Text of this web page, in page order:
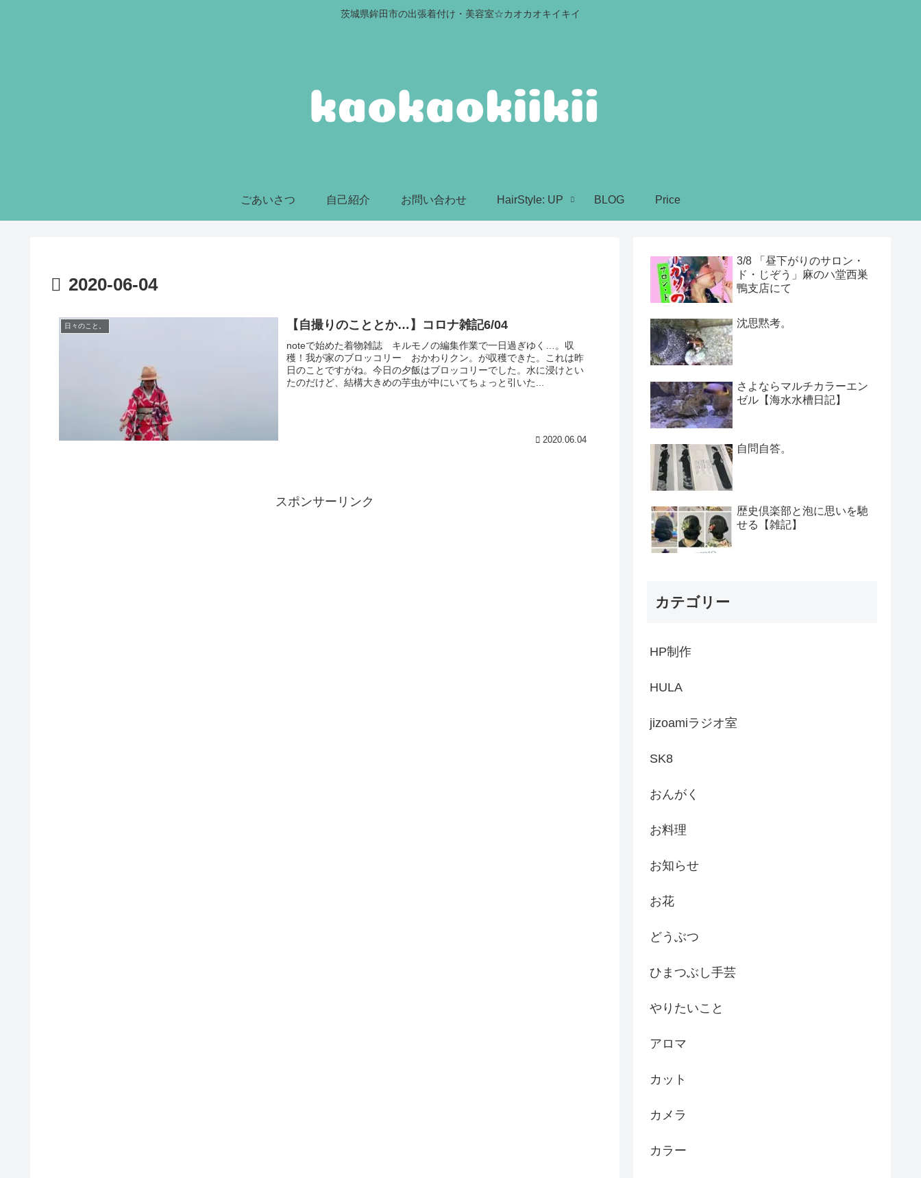
茨城県鉾田市の出張着付け・美容室☆カオカオキイキイ
ごあいさつ 自己紹介 お問い合わせ HairStyle: UP BLOG Price
2020-06-04
日々のこと。 【自撮りのこととか…】コロナ雑記6/04
noteで始めた着物雑誌 キルモノの編集作業で一日過ぎゆく…。収
穫！我が家のブロッコリー おかわりクン。が収穫できた。これは昨
日のことですがね。今日の夕飯はブロッコリーでした。水に浸けとい
たのだけど、結構大きめの芋虫が中にいてちょっと引いた...
2020.06.04
スポンサーリンク
3/8 「昼下がりのサロン・
ド・じぞう」麻のハ堂西巣
鴨支店にて
沈思黙考。
さよならマルチカラーエン
ゼル【海水水槽日記】
自問自答。
歴史倶楽部と泡に思いを馳
せる【雑記】
カテゴリー
HP制作
HULA
jizoamiラジオ室
SK8
おんがく
お料理
お知らせ
お花
どうぶつ
ひまつぶし手芸
やりたいこと
アロマ
カット
カメラ
カラー